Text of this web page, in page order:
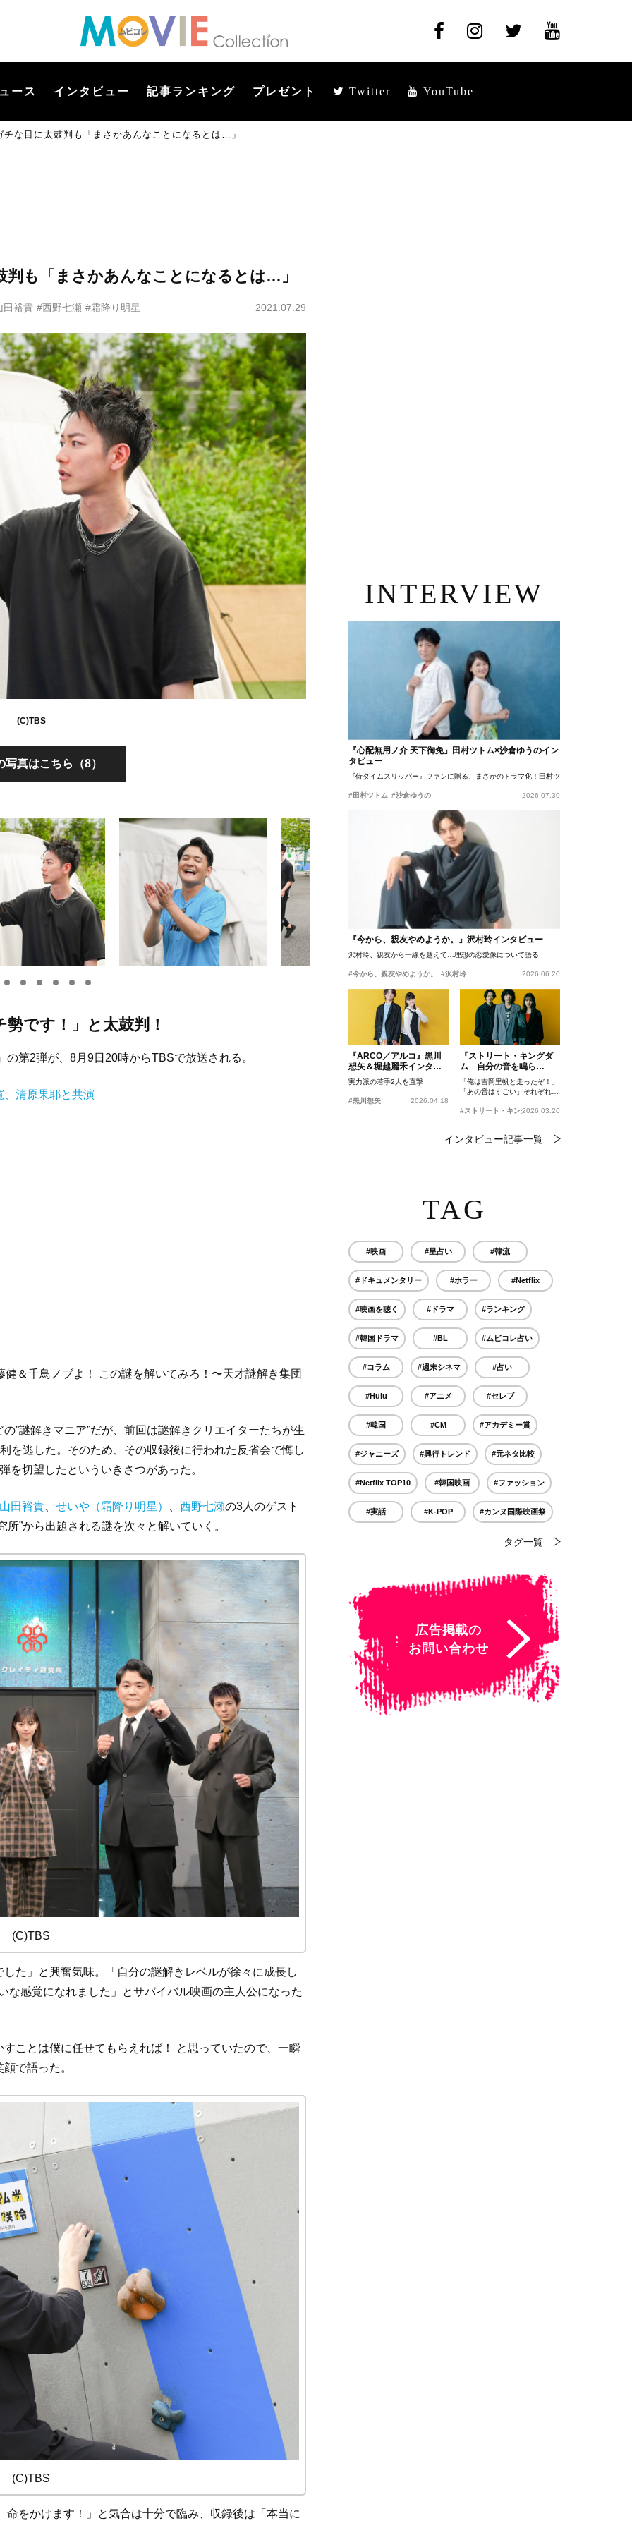
ース インタビュー 記事ランキング プレゼント Twitter YouTube
チな目に太鼓判も「まさかあんなことになるとは…」
判も「まさかあんなことになるとは…」
田裕貴 #西野七瀬 #霜降り明星 2021.07.29
(C)TBS
写真はこちら（8）
です！」と太鼓判！
第2弾が、8月9日20時からTBSで放送される。
、清原果耶と共演
＆千鳥ノブよ！ この謎を解いてみろ！〜天才謎解き集団
”謎解きマニア”だが、前回は謎解きクリエイターたちが生
を逃した。そのため、その収録後に行われた反省会で悔し
を切望したといういきさつがあった。
山田裕貴 せいや（霜降り明星） 西野七瀬の3人のゲスト
”から出題される謎を次々と解いていく。
(C)TBS
た」と興奮気味。「自分の謎解きレベルが徐々に成長し
な感覚になれました」とサバイバル映画の主人公になった
ことは僕に任せてもらえれば！ と思っていたので、一瞬
で語った。
(C)TBS
をかけます！」と気合は十分で臨み、収録後は「本当に
INTERVIEW
『心配無用ノ介 天下御免』田村ツトム×沙倉ゆうのイン
タビュー
『侍タイムスリッパー』ファンに贈る、まさかのドラマ化！田村ツトム×沙倉ゆうのが語
#田村ツトム #沙倉ゆうの 2026.07.30
『今から、親友やめようか。』沢村玲インタビュー
沢村玲、親友から一線を越えて…理想の恋愛像について語る
#今から、親友やめようか。 #沢村玲 2026.06.20
『ARCO／アルコ』黒川
想矢＆堀越麗禾インタビ
ュー
実力派の若手2人を直撃
#黒川想矢 2026.04.18
『ストリート・キングダ
ム 自分の音を鳴ら
せ。』峯田和伸、若葉竜
也、吉岡里帆インタビュ
ー
「俺は吉岡里帆と走ったぞ！」
「あの音はすごい」それぞれの
#ストリート・キングダム 自分の音を鳴らせ。
2026.03.20
インタビュー記事一覧
TAG
#映画 #星占い #韓流
#ドキュメンタリー #ホラー #Netflix
#映画を聴く #ドラマ #ランキング
#韓国ドラマ #BL #ムビコレ占い
#コラム #週末シネマ #占い
#Hulu #アニメ #セレブ
#韓国 #CM #アカデミー賞
#ジャニーズ #興行トレンド #元ネタ比較
#Netflix TOP10 #韓国映画 #ファッション
#実話 #K-POP #カンヌ国際映画祭
タグ一覧
広告掲載の
お問い合わせ